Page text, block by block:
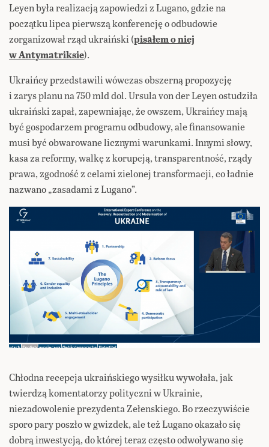
Leyen była realizacją zapowiedzi z Lugano, gdzie na
początku lipca pierwszą konferencję o odbudowie
zorganizował rząd ukraiński (pisałem o niej
w Antymatriksie).
Ukraińcy przedstawili wówczas obszerną propozycję
i zarys planu na 750 mld dol. Ursula von der Leyen ostudziła
ukraiński zapał, zapewniając, że owszem, Ukraińcy mają
być gospodarzem programu odbudowy, ale finansowanie
musi być obwarowane licznymi warunkami. Innymi słowy,
kasa za reformy, walkę z korupcją, transparentność, rządy
prawa, zgodność z celami zielonej transformacji, co ładnie
nazwano „zasadami z Lugano”.
Chłodna recepcja ukraińskiego wysiłku wywołała, jak
twierdzą komentatorzy polityczni w Ukrainie,
niezadowolenie prezydenta Zełenskiego. Bo rzeczywiście
sporo pary poszło w gwizdek, ale też Lugano okazało się
dobrą inwestycją, do której teraz często odwoływano się